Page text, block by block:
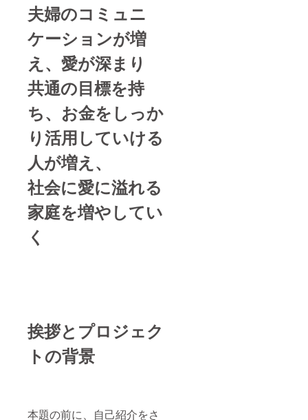
夫婦のコミュニ
ケーションが増
え、愛が深まり
共通の目標を持
ち、 お金をしっか
り活用していける
人が増え、
社会に愛に溢れる
家庭を増やしてい
く
挨拶とプロジェク
トの背景
本題の前に、自己紹介をさ